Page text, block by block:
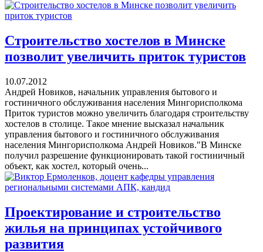
Строительство хостелов в Минске
позволит увеличить приток туристов
10.07.2012
Андрей Новиков, начальник управления бытового и
гостиничного обслуживания населения Мингорисполкома
Приток туристов можно увеличить благодаря строительству
хостелов в столице. Такое мнение высказал начальник
управления бытового и гостиничного обслуживания
населения Мингорисполкома Андрей Новиков."В Минске
получил разрешение функционировать такой гостиничный
объект, как хостел, который очень...
Проектирование и строительство
жилья на принципах устойчивого
развития